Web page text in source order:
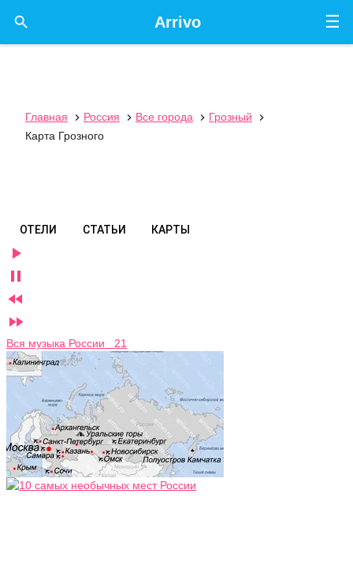
☰
Arrivo

Главная  Россия  Все города  Грозный

Карта Грозного
ОТЕЛИ СТАТЬИ КАРТЫ




Вся музыка России 21